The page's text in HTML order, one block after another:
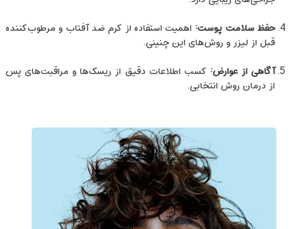
حفظ سلامت پوست: اهمیت استفاده از کرم ضد آفتاب و مرطوب‌کننده
قبل از لیزر و روش‌های این چنینی.
آگاهی از عوارض: کسب اطلاعات دقیق از ریسک‌ها و مراقبت‌های پس
از درمان روش انتخابی.